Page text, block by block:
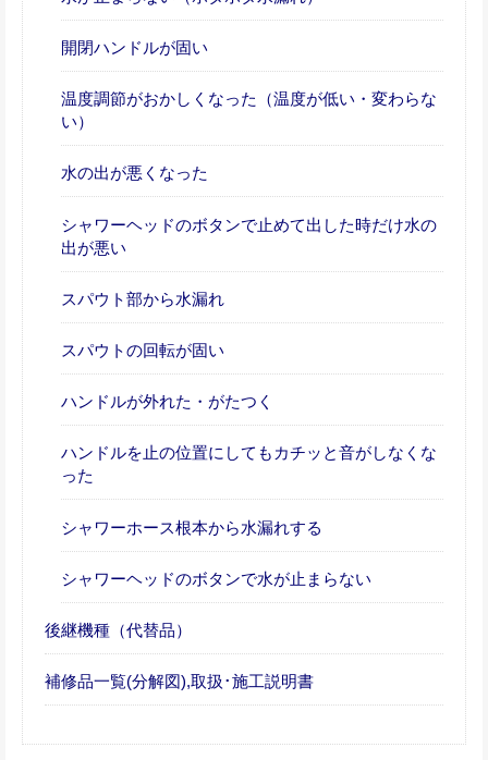
開閉ハンドルが固い
温度調節がおかしくなった（温度が低い・変わらな
い）
水の出が悪くなった
シャワーヘッドのボタンで止めて出した時だけ水の
出が悪い
スパウト部から水漏れ
スパウトの回転が固い
ハンドルが外れた・がたつく
ハンドルを止の位置にしてもカチッと音がしなくな
った
シャワーホース根本から水漏れする
シャワーヘッドのボタンで水が止まらない
後継機種（代替品）
補修品一覧(分解図),取扱･施工説明書